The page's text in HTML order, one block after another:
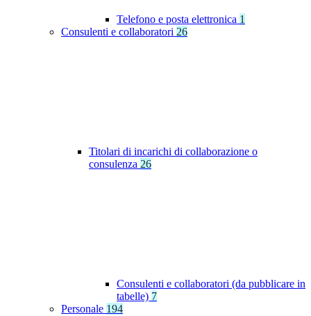
Telefono e posta elettronica 1
Consulenti e collaboratori 26
Titolari di incarichi di collaborazione o
consulenza 26
Consulenti e collaboratori (da pubblicare in
tabelle) 7
Personale 194